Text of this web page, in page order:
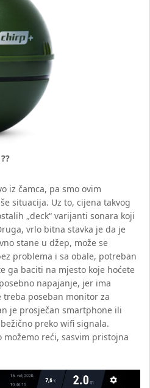
iz čamca, pa smo ovim
situacija. Uz to, cijena takvog
„deck“ varijanti sonara koji
vrlo bitna stavka je da je
stane u džep, može se
problema i sa obale, potreban
ga baciti na mjesto koje hoćete
napajanje, jer ima
poseban monitor za
je prosječan smartphone ili
preko wifi signala.
možemo reći, sasvim pristojna